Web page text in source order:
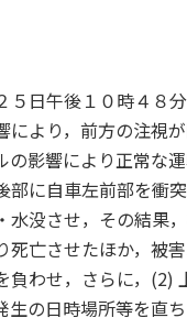
５日午後１０時４８
により，前方の注視
の影響により正常な
部に自車左前部を衝
水没させ，その結果
死亡させたほか，被
負わせ，さらに，(2)
生の日時場所等を直